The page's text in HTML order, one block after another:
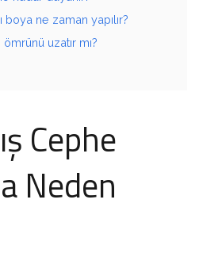
ne zaman yapılır?
uzatır mı?
Cephe
Neden